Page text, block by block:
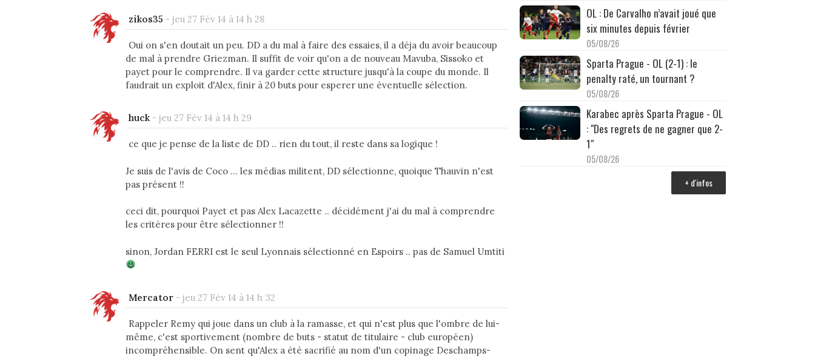
zikos35 - jeu 27 Fév 14 à 14 h 28
Oui on s'en doutait un peu. DD a du mal à faire des essaies, il a déja du avoir beaucoup
de mal à prendre Griezman. Il suffit de voir qu'on a de nouveau Mavuba, Sissoko et
payet pour le comprendre. Il va garder cette structure jusqu'à la coupe du monde. Il
faudrait un exploit d'Alex, finir à 20 buts pour esperer une éventuelle sélection.
huck - jeu 27 Fév 14 à 14 h 29
ce que je pense de la liste de DD .. rien du tout, il reste dans sa logique !
Je suis de l'avis de Coco ... les médias militent, DD sélectionne, quoique Thauvin n'est
pas présent !!
ceci dit, pourquoi Payet et pas Alex Lacazette .. décidément j'ai du mal à comprendre
les critères pour être sélectionner !!
sinon, Jordan FERRI est le seul Lyonnais sélectionné en Espoirs .. pas de Samuel Umtiti
Mercator - jeu 27 Fév 14 à 14 h 32
Rappeler Remy qui joue dans un club à la ramasse, et qui n'est plus que l'ombre de lui-
même, c'est sportivement (nombre de buts - statut de titulaire - club européen)
incompréhensible. On sent qu'Alex a été sacrifié au nom d'un copinage Deschamps-
OL : De Carvalho n’avait joué que
six minutes depuis février
05/08/26
Sparta Prague - OL (2-1) : le
penalty raté, un tournant ?
05/08/26
Karabec après Sparta Prague - OL
: "Des regrets de ne gagner que 2-
1"
05/08/26
+ d'infos